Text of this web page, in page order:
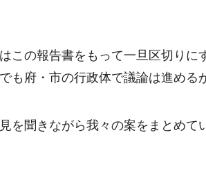
この報告書をもって一旦区切り
も府・市の行政体で議論は進め
を聞きながら我々の案をまとめて